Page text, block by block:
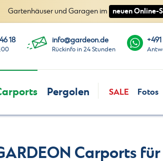
Gartenhäuser und Garagen im neuen Online-
18 info@gardeon.de
Rückinfo in 24 Stunden
Pergolen SALE Fotos
Carports